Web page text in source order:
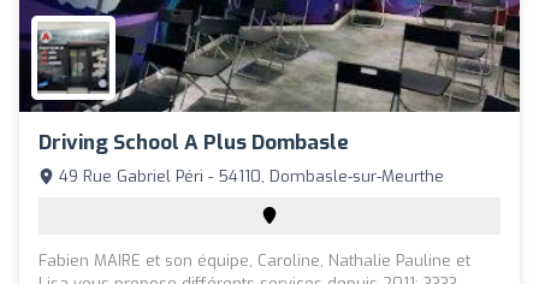
Driving School A Plus Dombasle
49 Rue Gabriel Péri - 54110, Dombasle-sur-Meurthe
Fabien MAIRE et son équipe, Caroline, Nathalie Pauline et